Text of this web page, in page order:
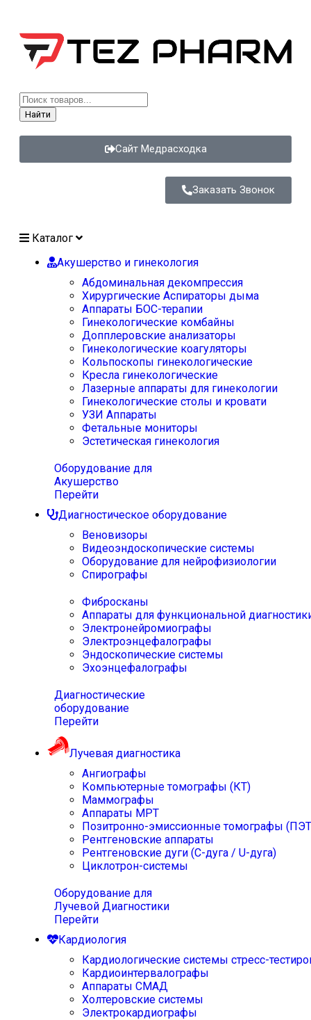
Найти
Сайт Медрасходка
Заказать Звонок
Каталог
Акушерство и гинекология
Абдоминальная декомпрессия
Хирургические Аспираторы дыма
Аппараты БОС-терапии
Гинекологические комбайны
Допплеровские анализаторы
Гинекологические коагуляторы
Кольпоскопы гинекологические
Кресла гинекологические
Лазерные аппараты для гинекологии
Гинекологические столы и кровати
УЗИ Аппараты
Фетальные мониторы
Эстетическая гинекология
Оборудование для
Акушерство
Перейти
Диагностическое оборудование
Веновизоры
Видеоэндоскопические системы
Оборудование для нейрофизиологии
Спирографы
Фибросканы
Аппараты для функциональной
Электронейромиографы
Электроэнцефалографы
Эндоскопические системы
Эхоэнцефалографы
Диагностические
оборудование
Перейти
Лучевая диагностика
Ангиографы
Компьютерные томографы (КТ)
Маммографы
Аппараты МРТ
Позитронно-эмиссионные томографы
Рентгеновские аппараты
Рентгеновские дуги (С-дуга / U-дуга)
Циклотрон-системы
Оборудование для
Лучевой Диагностики
Перейти
Кардиология
Кардиологические системы стресс-
Кардиоинтервалографы
Аппараты СМАД
Холтеровские системы
Электрокардиографы